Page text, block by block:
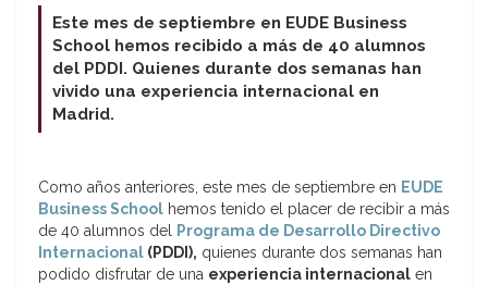
Este mes de septiembre en EUDE Business
School hemos recibido a más de 40 alumnos
del PDDI. Quienes durante dos semanas han
vivido una experiencia internacional en
Madrid.
Como años anteriores, este mes de septiembre en EUDE
Business School hemos tenido el placer de recibir a más
de 40 alumnos del Programa de Desarrollo Directivo
Internacional (PDDI), quienes durante dos semanas han
podido disfrutar de una experiencia internacional en